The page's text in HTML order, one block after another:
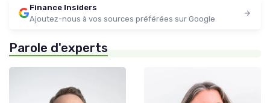
Finance Insiders
Ajoutez-nous à vos sources préférées sur Google
Parole d'experts